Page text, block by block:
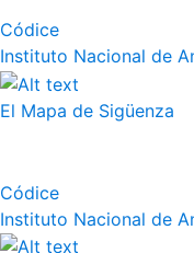
Códice
Instituto Nacional de
El Mapa de Sigüenza
Códice
Instituto Nacional de